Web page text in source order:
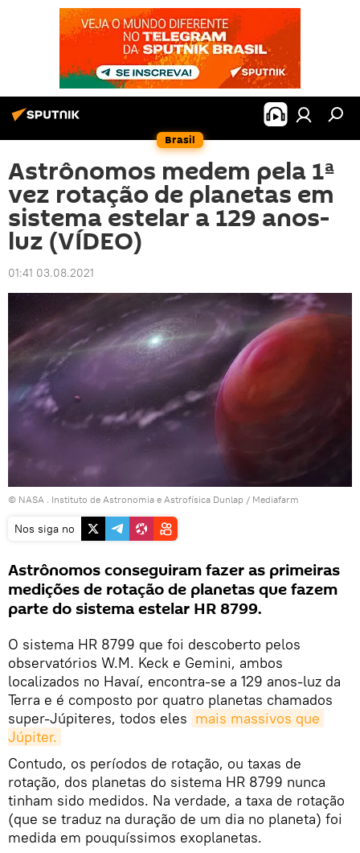
Brasil
Astrônomos medem pela 1ª
vez rotação de planetas em
sistema estelar a 129 anos-
luz (VÍDEO)
01:41 03.08.2021
© NASA . Instituto de Astronomia e Astrofísica Dunlap / Mediafarm
Nos siga no
Astrônomos conseguiram fazer as primeiras
medições de rotação de planetas que fazem
parte do sistema estelar HR 8799.
O sistema HR 8799 que foi descoberto pelos
observatórios W.M. Keck e Gemini, ambos
localizados no Havaí, encontra-se a 129 anos-luz da
Terra e é composto por quatro planetas chamados
super-Júpiteres, todos eles mais massivos que
Júpiter.
Contudo, os períodos de rotação, ou taxas de
rotação, dos planetas do sistema HR 8799 nunca
tinham sido medidos. Na verdade, a taxa de rotação
(que se traduz na duração de um dia no planeta) foi
medida em pouquíssimos exoplanetas.